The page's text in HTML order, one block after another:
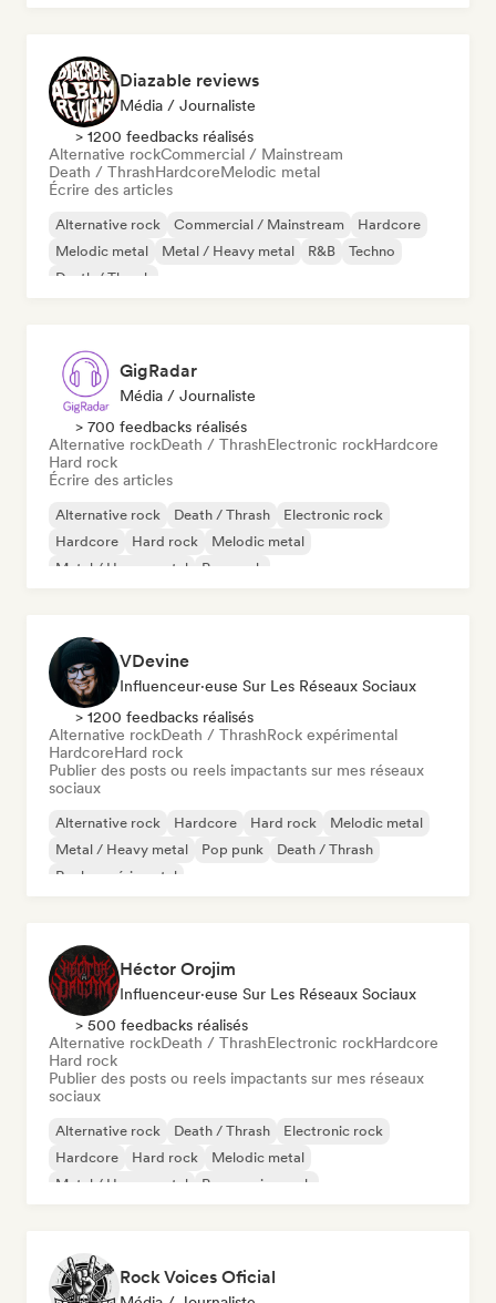
Diazable reviews
Média / Journaliste
> 1200 feedbacks réalisés
Alternative rockCommercial / Mainstream
Death / ThrashHardcoreMelodic metal
Écrire des articles
Alternative rock Commercial / Mainstream
Hardcore
Melodic metal
Metal / Heavy metal R&B
Techno
Death / Thrash
GigRadar
Média / Journaliste
> 700 feedbacks réalisés
Alternative rockDeath / ThrashElectronic rockHardcore
Hard rock
Écrire des articles
Alternative rock Death / Thrash
Electronic rock
Hardcore
Hard rock
Melodic metal
Metal / Heavy metal
Pop punk
VDevine
Influenceur·euse Sur Les Réseaux Sociaux
> 1200 feedbacks réalisés
Alternative rockDeath / ThrashRock expérimental
HardcoreHard rock
Publier des posts ou reels impactants sur mes réseaux
sociaux
Alternative rock Hardcore Hard rock
Melodic metal
Metal / Heavy metal
Pop punk
Death / Thrash
Rock expérimental
Héctor Orojim
Influenceur·euse Sur Les Réseaux Sociaux
> 500 feedbacks réalisés
Alternative rockDeath / ThrashElectronic rockHardcore
Hard rock
Publier des posts ou reels impactants sur mes réseaux
sociaux
Alternative rock Death / Thrash
Electronic rock
Hardcore
Hard rock
Melodic metal
Metal / Heavy metal
Progressive rock
Rock Voices Oficial